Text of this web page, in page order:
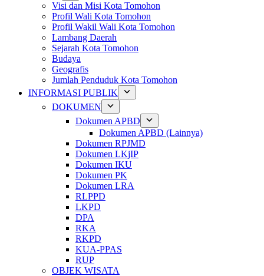
Visi dan Misi Kota Tomohon
Profil Wali Kota Tomohon
Profil Wakil Wali Kota Tomohon
Lambang Daerah
Sejarah Kota Tomohon
Budaya
Geografis
Jumlah Penduduk Kota Tomohon
INFORMASI PUBLIK
DOKUMEN
Dokumen APBD
Dokumen APBD (Lainnya)
Dokumen RPJMD
Dokumen LKjIP
Dokumen IKU
Dokumen PK
Dokumen LRA
RLPPD
LKPD
DPA
RKA
RKPD
KUA-PPAS
RUP
OBJEK WISATA